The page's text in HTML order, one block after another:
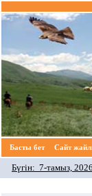
Басты бет Cайт
Бүгін: 7-тамыз,